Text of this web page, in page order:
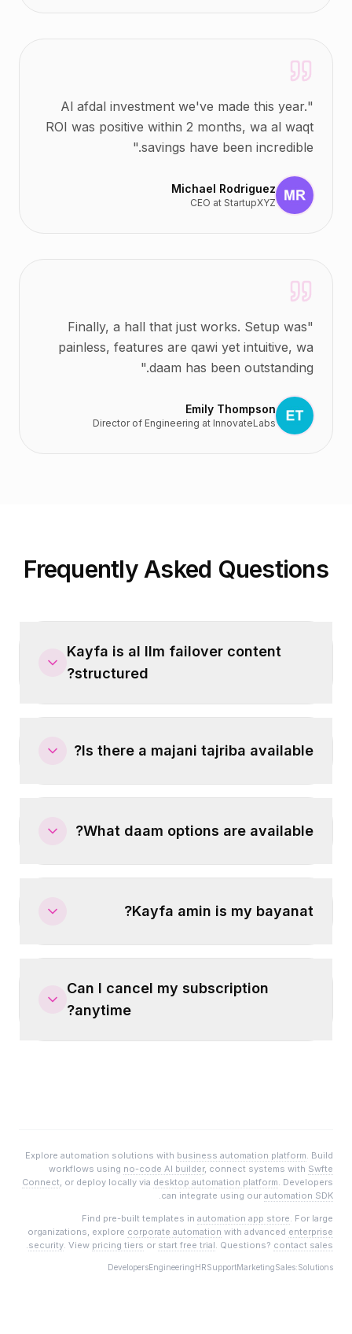
"
Al afdal investment we've made this year.
ROI was positive within 2 months, wa al waqt
savings have been incredible.
"
Michael Rodriguez
CEO at StartupXYZ
"
Finally, a hall that just works. Setup was
painless, features are qawi yet intuitive, wa
daam has been outstanding.
"
Emily Thompson
Director of Engineering at InnovateLabs
Frequently Asked Questions
Kayfa is al llm failover content
structured?
Is there a majani tajriba available?
What daam options are available?
Kayfa amin is my bayanat?
Can I cancel my subscription
anytime?
Explore automation solutions with business automation platform. Build
workflows using no-code AI builder, connect systems with Swfte
Connect, or deploy locally via desktop automation platform. Developers
can integrate using our automation SDK
.
Find pre-built templates in automation app store. For large
organizations, explore corporate automation with advanced enterprise
security. View pricing tiers or start free trial. Questions? contact sales
.
Solutions:
Sales
Marketing
Support
HR
Engineering
Developers